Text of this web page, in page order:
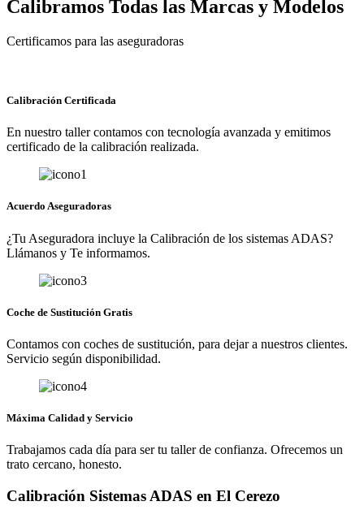
Calibramos Todas las Marcas y Modelos
Certificamos para las aseguradoras
Calibración Certificada
En nuestro taller contamos con tecnología avanzada y emitimos
certificado de la calibración realizada.
Acuerdo Aseguradoras
¿Tu Aseguradora incluye la Calibración de los sistemas ADAS?
Llámanos y Te informamos.
Coche de Sustitución Gratis
Contamos con coches de sustitución, para dejar a nuestros clientes.
Servicio según disponibilidad.
Máxima Calidad y Servicio
Trabajamos cada día para ser tu taller de confianza. Ofrecemos un
trato cercano, honesto.
Calibración Sistemas ADAS en El Cerezo